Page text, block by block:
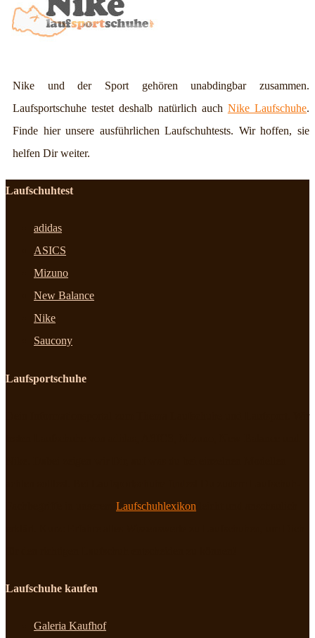
Nike und der Sport gehören unabdingbar zusammen.
Laufsportschuhe testet deshalb natürlich auch Nike Laufschuhe.
Finde hier unsere ausführlichen Laufschuhtests. Wir hoffen, sie
helfen Dir weiter.
Laufschuhtest
adidas
ASICS
Mizuno
New Balance
Nike
Saucony
Laufsportschuhe
Laufschuhlexikon
Laufschuhe kaufen
Galeria Kaufhof